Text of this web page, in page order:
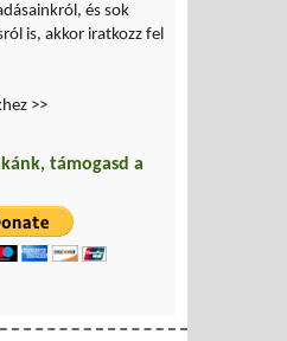
és sok
is, akkor iratkozz fel
>>
támogasd a